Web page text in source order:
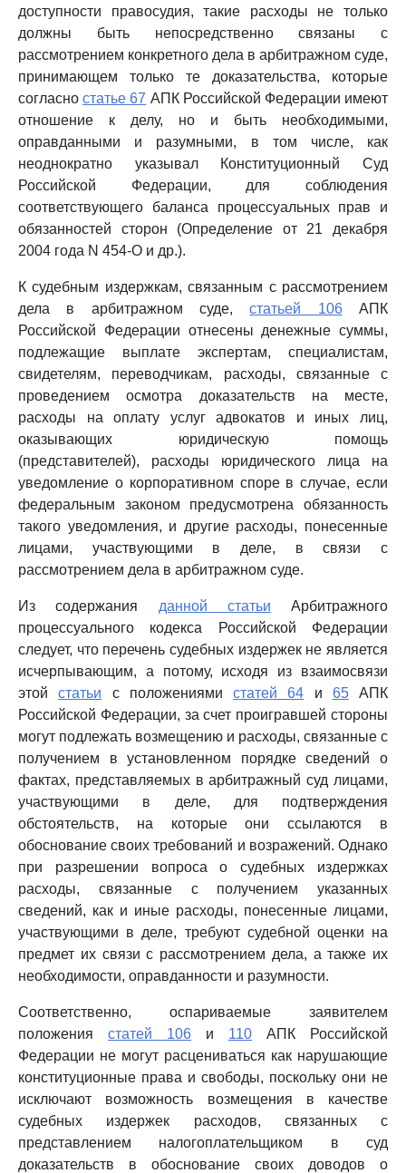
доступности правосудия, такие расходы не только
должны быть непосредственно связаны с
рассмотрением конкретного дела в арбитражном суде,
принимающем только те доказательства, которые
согласностатье 67 АПК Российской Федерации имеют
отношение к делу, но и быть необходимыми,
оправданными и разумными, в том числе, как
неоднократно указывал Конституционный Суд
Российской Федерации, для соблюдения
соответствующего баланса процессуальных прав и
обязанностей сторон (Определение от 21 декабря
2004 года N 454-О и др.).
К судебным издержкам, связанным с рассмотрением
дела в арбитражном суде,статьей 106АПК
Российской Федерации отнесены денежные суммы,
подлежащие выплате экспертам, специалистам,
свидетелям, переводчикам, расходы, связанные с
проведением осмотра доказательств на месте,
расходы на оплату услуг адвокатов и иных лиц,
оказывающих юридическую помощь
(представителей), расходы юридического лица на
уведомление о корпоративном споре в случае, если
федеральным законом предусмотрена обязанность
такого уведомления, и другие расходы, понесенные
лицами, участвующими в деле, в связи с
рассмотрением дела в арбитражном суде.
Из содержания данной статьи Арбитражного
процессуального кодекса Российской Федерации
следует, что перечень судебных издержек не является
исчерпывающим, а потому, исходя из взаимосвязи
этойстатьи с положениями статей 64 и 65АПК
Российской Федерации, за счет проигравшей стороны
могут подлежать возмещению и расходы, связанные с
получением в установленном порядке сведений о
фактах, представляемых в арбитражный суд лицами,
участвующими в деле, для подтверждения
обстоятельств, на которые они ссылаются в
обоснование своих требований и возражений. Однако
при разрешении вопроса о судебных издержках
расходы, связанные с получением указанных
сведений, как и иные расходы, понесенные лицами,
участвующими в деле, требуют судебной оценки на
предмет их связи с рассмотрением дела, а также их
необходимости, оправданности и разумности.
Соответственно, оспариваемые заявителем
положения статей 106 и 110 АПК Российской
Федерации не могут расцениваться как нарушающие
конституционные права и свободы, поскольку они не
исключают возможность возмещения в качестве
судебных издержек расходов, связанных с
представлением налогоплательщиком в суд
доказательств в обоснование своих доводов о